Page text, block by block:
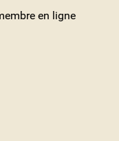
en ligne